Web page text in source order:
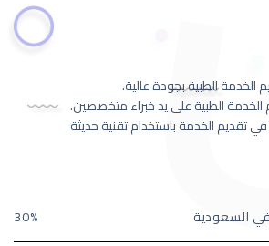
الخدمة الطبية بجودة عالية.
الخدمة الطبية على يد خبراء متخصصين.
في تقديم الخدمة باستخدام تقنية حديثة
السعودية 30